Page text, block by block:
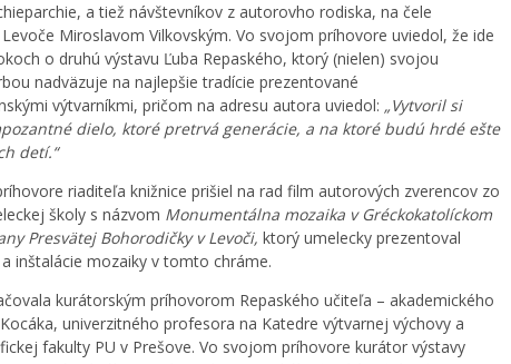
a tiež návštevníkov z autorovho rodiska, na čele
Miroslavom Vilkovským. Vo svojom príhovore uviedol, že ide
o druhú výstavu Ľuba Repaského, ktorý (nielen) svojou
nadväzuje na najlepšie tradície prezentované
výtvarníkmi, pričom na adresu autora uviedol: „Vytvoril si
dielo, ktoré pretrvá generácie, a na ktoré budú hrdé ešte
detí.“
riaditeľa knižnice prišiel na rad film autorových zverencov zo
školy s názvom Monumentálna mozaika v Gréckokatolíckom
Presvätej Bohorodičky v Levoči, ktorý umelecky prezentoval
inštalácie mozaiky v tomto chráme.
kurátorským príhovorom Repaského učiteľa – akademického
univerzitného profesora na Katedre výtvarnej výchovy a
fakulty PU v Prešove. Vo svojom príhovore kurátor výstavy